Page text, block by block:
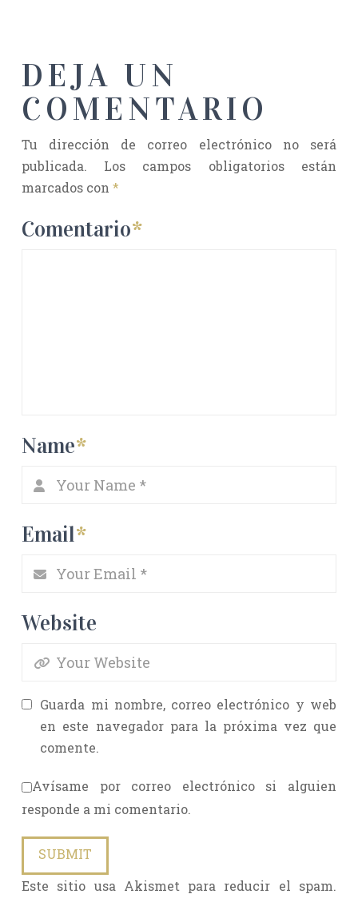
DEJA UN
COMENTARIO
Tu dirección de correo electrónico no será
publicada.
Los campos obligatorios están
marcados con *
Comentario*
Name*
Email*
Website
Guarda mi nombre, correo electrónico y web
en este navegador para la próxima vez que
comente.
Avísame por correo electrónico si alguien
responde a mi comentario.
Este sitio usa Akismet para reducir el spam.